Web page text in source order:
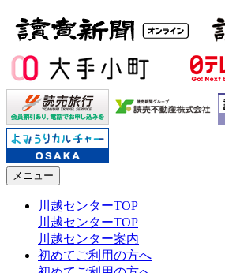
メニュー
川越センターTOP
川越センターTOP
川越センター案内
初めてご利用の方へ